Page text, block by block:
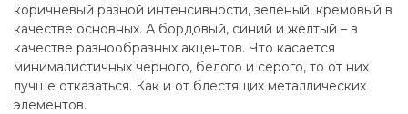
коричневый разной интенсивности, зеленый, кремовый в
качестве основных. А бордовый, синий и желтый – в
качестве разнообразных акцентов. Что касается
минималистичных чёрного, белого и серого, то от них
лучше отказаться. Как и от блестящих металлических
элементов.